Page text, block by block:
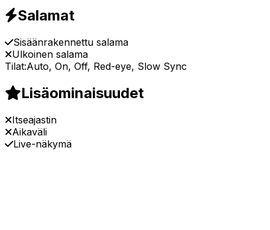
Salamat
Sisäänrakennettu salama
Ulkoinen salama
Tilat:Auto, On, Off, Red-eye, Slow Sync
Lisäominaisuudet
Itseajastin
Aikaväli
Live-näkymä